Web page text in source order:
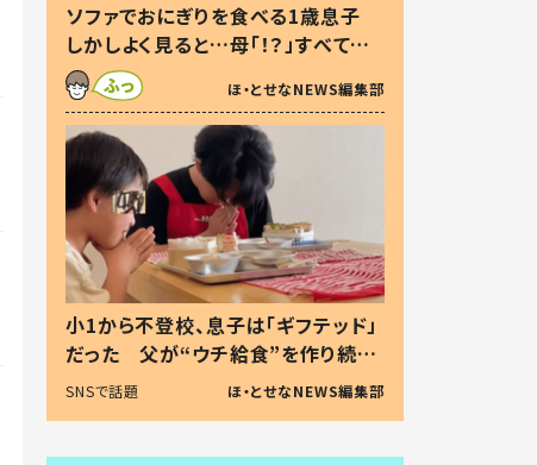
ソファでおにぎりを食べる1歳息子
しかしよく見ると…母「！？」すべてを
察した母の投稿に「可愛いから許
す！」「現行犯〜」
ほ・とせなNEWS編集部
小1から不登校、息子は「ギフテッド」
だった 父が“ウチ給食”を作り続け
る理由とは #令和の親 #令和の子
SNSで話題 ほ・とせなNEWS編集部